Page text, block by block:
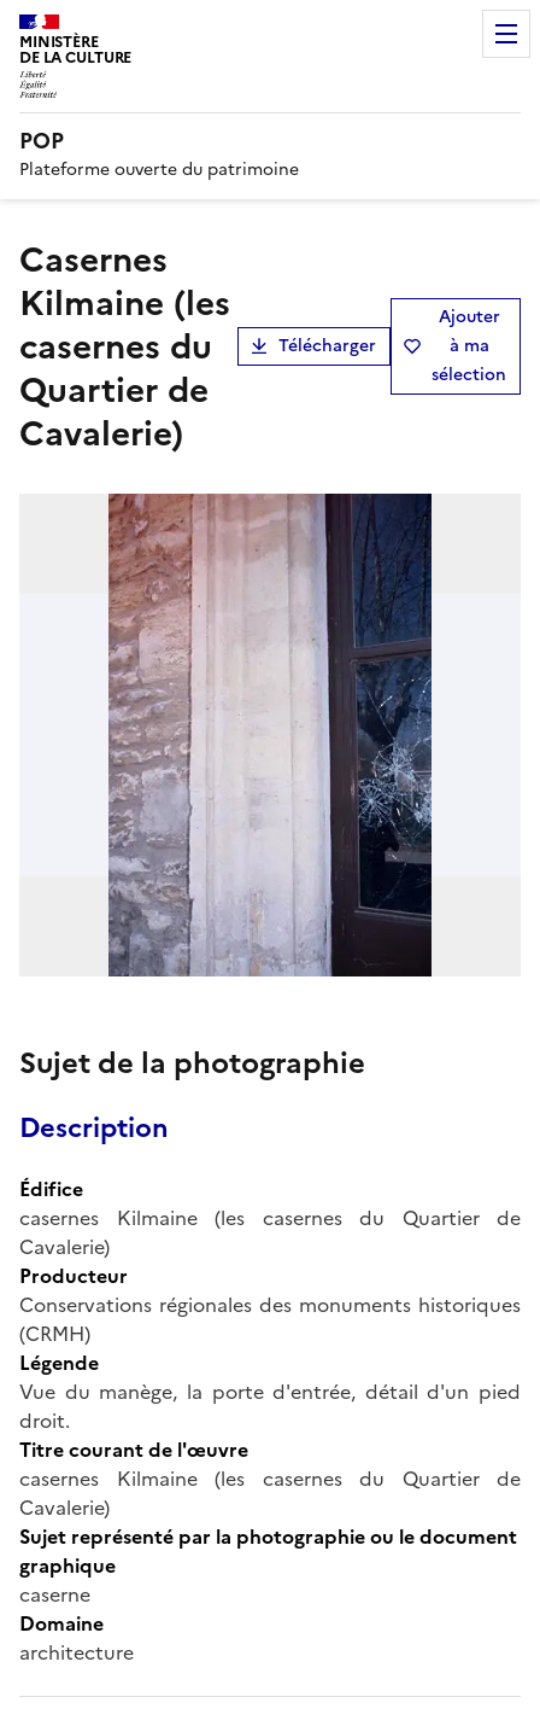
MINISTÈRE
DE LA CULTURE
POP
Plateforme ouverte du patrimoine
casernes
Kilmaine (les
casernes du
Quartier de
Cavalerie)
Télécharger
Ajouter
à ma
sélection
Sujet de la photographie
Description
Édifice
casernes Kilmaine (les casernes du Quartier de
Cavalerie)
Producteur
Conservations régionales des monuments historiques
(CRMH)
Légende
Vue du manège, la porte d'entrée, détail d'un pied
droit.
Titre courant de l'œuvre
casernes Kilmaine (les casernes du Quartier de
Cavalerie)
Sujet représenté par la photographie ou le document
graphique
caserne
Domaine
architecture